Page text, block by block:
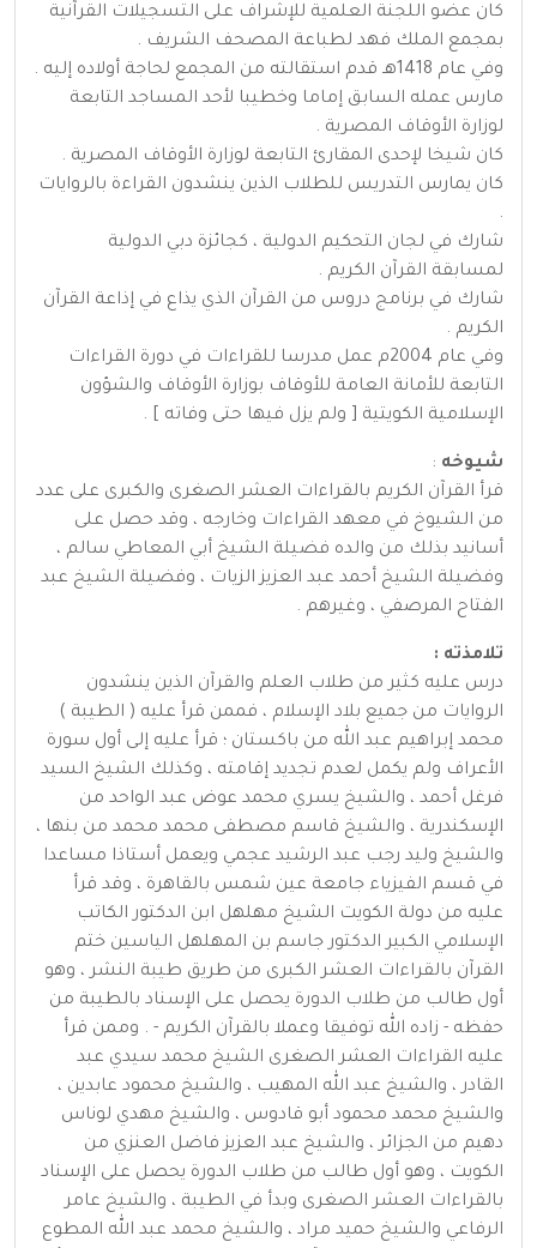
كان عضو اللجنة العلمية للإشراف على التسجيلات القرآنية
بمجمع الملك فهد لطباعة المصحف الشريف .
وفي عام 1418هـ قدم استقالته من المجمع لحاجة أولاده إليه .
مارس عمله السابق إماما وخطيبا لأحد المساجد التابعة
لوزارة الأوقاف المصرية .
كان شيخا لإحدى المقارئ التابعة لوزارة الأوقاف المصرية .
كان يمارس التدريس للطلاب الذين ينشدون القراءة بالروايات
.
شارك في لجان التحكيم الدولية ، كجائزة دبي الدولية
لمسابقة القرآن الكريم .
شارك في برنامج دروس من القرآن الذي يذاع في إذاعة القرآن
الكريم .
وفي عام 2004م عمل مدرسا للقراءات في دورة القراءات
التابعة للأمانة العامة للأوقاف بوزارة الأوقاف والشؤون
الإسلامية الكويتية [ ولم يزل فيها حتى وفاته ] .
شيوخه :
قرأ القرآن الكريم بالقراءات العشر الصغرى والكبرى على عدد
من الشيوخ في معهد القراءات وخارجه ، وقد حصل على
أسانيد بذلك من والده فضيلة الشيخ أبي المعاطي سالم ،
وفضيلة الشيخ أحمد عبد العزيز الزيات ، وفضيلة الشيخ عبد
الفتاح المرصفي ، وغيرهم .
تلامذته :
درس عليه كثير من طلاب العلم والقرآن الذين ينشدون
الروايات من جميع بلاد الإسلام ، فممن قرأ عليه ( الطيبة )
محمد إبراهيم عبد الله من باكستان ؛ قرأ عليه إلى أول سورة
الأعراف ولم يكمل لعدم تجديد إقامته ، وكذلك الشيخ السيد
فرغل أحمد ، والشيخ يسري محمد عوض عبد الواحد من
الإسكندرية ، والشيخ قاسم مصطفى محمد محمد من بنها ،
والشيخ وليد رجب عبد الرشيد عجمي ويعمل أستاذا مساعدا
في قسم الفيزياء جامعة عين شمس بالقاهرة ، وقد قرأ
عليه من دولة الكويت الشيخ مهلهل ابن الدكتور الكاتب
الإسلامي الكبير الدكتور جاسم بن المهلهل الياسين ختم
القرآن بالقراءات العشر الكبرى من طريق طيبة النشر ، وهو
أول طالب من طلاب الدورة يحصل على الإسناد بالطيبة من
حفظه - زاده الله توفيقا وعملا بالقرآن الكريم - . وممن قرأ
عليه القراءات العشر الصغرى الشيخ محمد سيدي عبد
القادر ، والشيخ عبد الله المهيب ، والشيخ محمود عابدين ،
والشيخ محمد محمود أبو قادوس ، والشيخ مهدي لوناس
دهيم من الجزائر ، والشيخ عبد العزيز فاضل العنزي من
الكويت ، وهو أول طالب من طلاب الدورة يحصل على الإسناد
بالقراءات العشر الصغرى وبدأ في الطيبة ، والشيخ عامر
الرفاعي والشيخ حميد مراد ، والشيخ محمد عبد الله المطوع